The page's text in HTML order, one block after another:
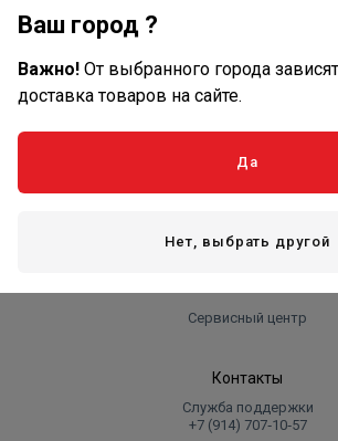
Оплата и доставка
Оплата
Доставка
Сервисный центр
Контакты
Служба поддержки
+7 (914) 707‑10‑57
Ваш город ?
Важно! От выбранного города
доставка товаров на сайте.
Да
Нет, выбрать другой